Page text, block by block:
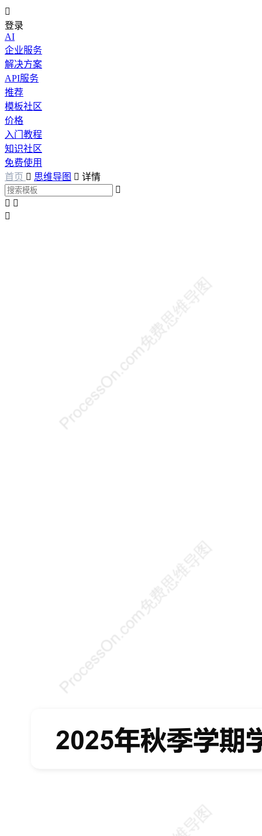

登录
AI
企业服务
解决方案
API服务
推荐
模板社区
价格
入门教程
知识社区
免费使用
首页  思维导图  详情

 
